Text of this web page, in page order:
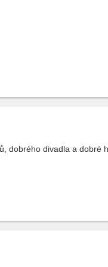
dobrého divadla a dobré